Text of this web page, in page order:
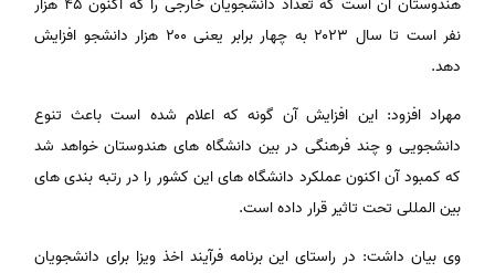
نفر است تا سال ۲۰۲۳ به چهار برابر یعنی ۲۰۰ هزار دانشجو افزایش
دهد.
مهراد افزود: این افزایش آن گونه که اعلام شده است باعث تنوع
دانشجویی و چند فرهنگی در بین دانشگاه های هندوستان خواهد شد
که کمبود آن اکنون عملکرد دانشگاه های این کشور را در رتبه بندی های
بین المللی تحت تاثیر قرار داده است.
وی بیان داشت: در راستای این برنامه فرآیند اخذ ویزا برای دانشجویان